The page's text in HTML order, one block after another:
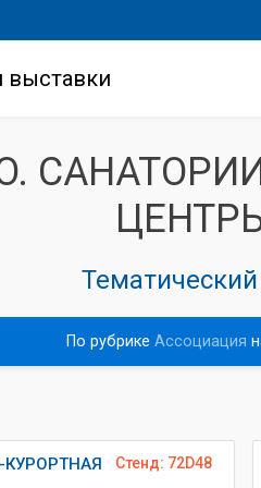
выставки
По рубрикеАссоциация
Стенд: 72D48